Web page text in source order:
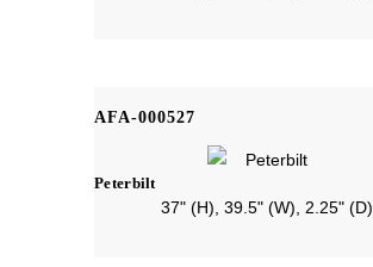
AFA-000527
Peterbilt
37" (H), 39.5" (W), 2.25" (D)